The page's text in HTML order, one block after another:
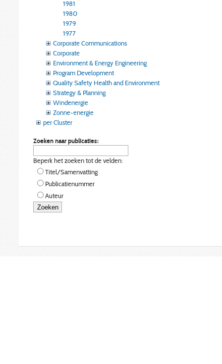
1981
1980
1979
1977
Corporate Communications
Corporate
Environment & Energy Engineering
Program Development
Quality Safety Health and Environment
Strategy & Planning
Windenergie
Zonne-energie
per Cluster
Zoeken naar publicaties:
Beperk het zoeken tot de velden:
Titel/Samenvatting
Publicatienummer
Auteur